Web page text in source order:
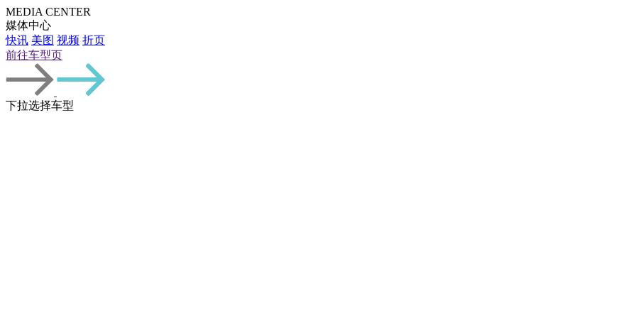
MEDIA CENTER
媒体中心
快讯 美图 视频 折页
前往车型页
下拉选择车型